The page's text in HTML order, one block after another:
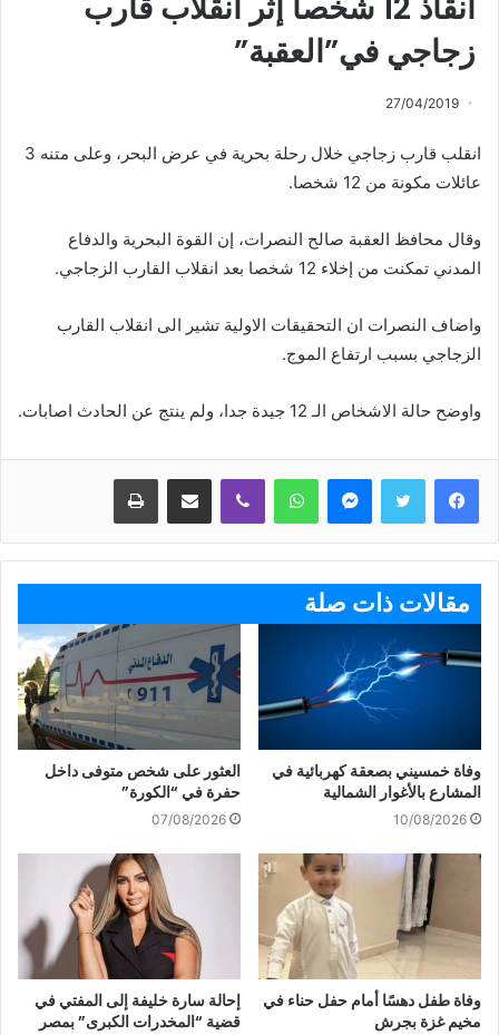
انقاذ 12 شخصا إثر انقلاب قارب
زجاجي في”العقبة”
27/04/2019
انقلب قارب زجاجي خلال رحلة بحرية في عرض البحر، وعلى متنه 3
عائلات مكونة من 12 شخصا.
وقال محافظ العقبة صالح النصرات، إن القوة البحرية والدفاع
المدني تمكنت من إخلاء 12 شخصا بعد انقلاب القارب الزجاجي.
واضاف النصرات ان التحقيقات الاولية تشير الى انقلاب القارب
الزجاجي بسبب ارتفاع الموج.
واوضح حالة الاشخاص الـ 12 جيدة جدا، ولم ينتج عن الحادث اصابات.
ماسنجر واتساب ڤايبر مشاركة عبر البريد طباعة
مقالات ذات صلة
وفاة خمسيني بصعقة كهربائية في
المشارع بالأغوار الشمالية
10/08/2026
العثور على شخص متوفى داخل
حفرة في “الكورة”
07/08/2026
وفاة طفل دهسًا أمام حفل حناء في
مخيم غزة بجرش
إحالة سارة خليفة إلى المفتي في
قضية “المخدرات الكبرى” بمصر